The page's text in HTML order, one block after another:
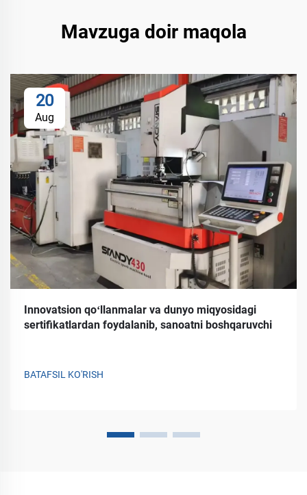
Mavzuga doir maqola
20
Aug
Innovatsion qoʻllanmalar va dunyo miqyosidagi
sertifikatlardan foydalanib, sanoatni boshqaruvchi
BATAFSIL KO'RISH